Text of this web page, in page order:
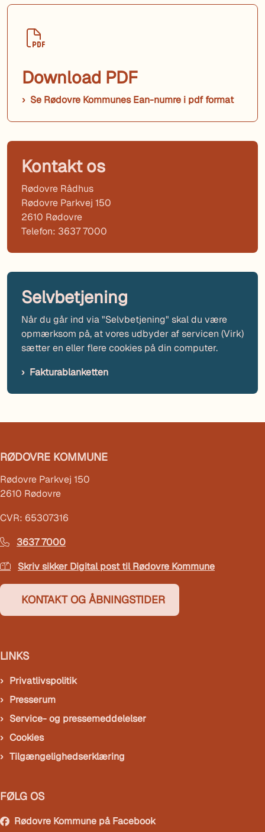
Download PDF
Se Rødovre Kommunes Ean-numre i pdf format
Kontakt os
Rødovre Rådhus
Rødovre Parkvej 150
2610 Rødovre
Telefon: 3637 7000
Selvbetjening
Når du går ind via "Selvbetjening" skal du være
opmærksom på, at vores udbyder af servicen (Virk)
sætter en eller flere cookies på din computer.
Fakturablanketten
RØDOVRE KOMMUNE
Rødovre Parkvej 150
2610 Rødovre
CVR: 65307316
3637 7000
Skriv sikker Digital post til Rødovre Kommune
KONTAKT OG ÅBNINGSTIDER
LINKS
Privatlivspolitik
Presserum
Service- og pressemeddelelser
Cookies
Tilgængelighedserklæring
FØLG OS
Rødovre Kommune på Facebook